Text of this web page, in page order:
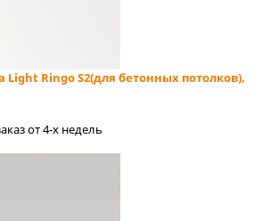
Ringo S2(для бетонных потолков),
от 4-x недель